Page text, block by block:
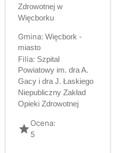
Zdrowotnej w
Więcborku
Gmina: Więcbork -
miasto
Filia: Szpital
Powiatowy im. dra A.
Gacy i dra J. Łaskiego
Niepubliczny Zakład
Opieki Zdrowotnej
gradeOcena:
5